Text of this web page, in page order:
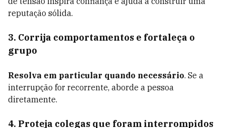
reputação sólida.
3. Corrija comportamentos e fortaleça o
grupo
Resolva em particular quando necessário. Se a
interrupção for recorrente, aborde a pessoa
diretamente.
4. Proteja colegas que foram interrompidos